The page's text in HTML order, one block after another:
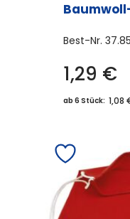
Best-Nr.
1,29 €
ab 6 Stück: 1,08